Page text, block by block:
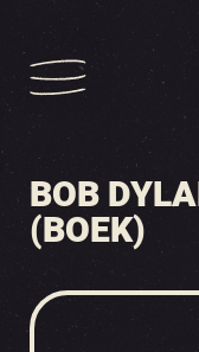
BOB
(BOEK)